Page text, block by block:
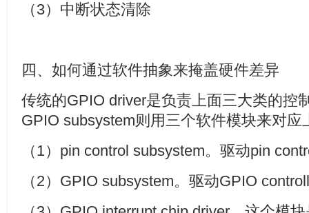
（3）中断状态清除
四、如何通过软件抽象来掩盖硬件差异
传统的GPIO driver是负责上面三大类的控
GPIO subsystem则用三个软件模块来对应
（1）pin control subsystem。驱动pin
（2）GPIO subsystem。驱动GPIO